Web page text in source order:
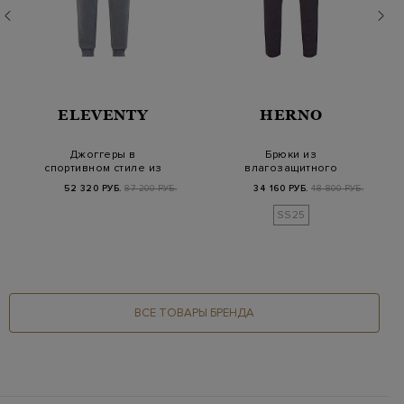
ELEVENTY
Джоггеры в
спортивном стиле из
хлопка, кашемира и
шерс…
52 320 РУБ. 87 200 РУБ.
HERNO
Брюки из
влагозащитного
хлопка с защипами и
поясом на…
34 160 РУБ. 48 800 РУБ.
SS25
ВСЕ ТОВАРЫ БРЕНДА